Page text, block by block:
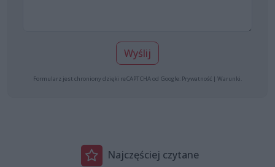
Wyślij
Formularz jest chroniony dzięki reCAPTCHA od Google: Prywatność | Warunki
Najczęściej czytane